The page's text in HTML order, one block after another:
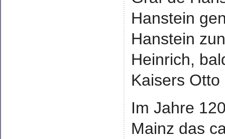
Hanstein
Hanstein
Heinrich,
Kaisers
Im Jahre
Mainz das